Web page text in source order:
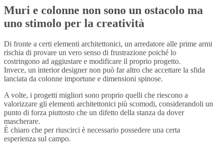
Muri e colonne non sono un ostacolo ma
uno stimolo per la creatività
Di fronte a certi elementi architettonici, un arredatore alle prime armi
rischia di provare un vero senso di frustrazione poiché lo
costringono ad aggiustare e modificare il proprio progetto.
Invece, un interior designer non può far altro che accettare la sfida
lanciata da colonne importune e dimensioni spinose.
A volte, i progetti migliori sono proprio quelli che riescono a
valorizzare gli elementi architettonici più scomodi, considerandoli un
punto di forza piuttosto che un difetto della stanza da dover
mascherare.
È chiaro che per riuscirci è necessario possedere una certa
esperienza sul campo.